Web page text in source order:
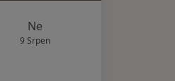
Ne
9 Srpen